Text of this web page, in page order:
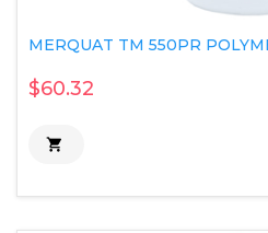
MERQUAT TM 550PR
$60.32
